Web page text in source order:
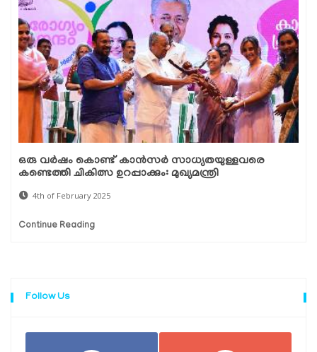
ഒരു വർഷം കൊണ്ട് കാൻസർ സാധ്യതയുള്ളവരെ
കണ്ടെത്തി ചികിത്സ ഉറപ്പാക്കും: മുഖ്യമന്ത്രി
4th of February 2025
Continue Reading
Follow Us